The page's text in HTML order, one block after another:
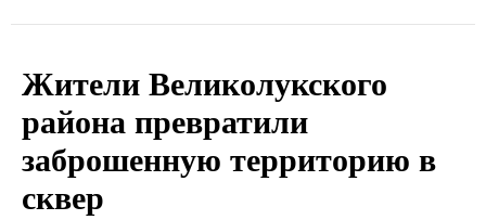
Жители Великолукского
района превратили
заброшенную территорию в
сквер